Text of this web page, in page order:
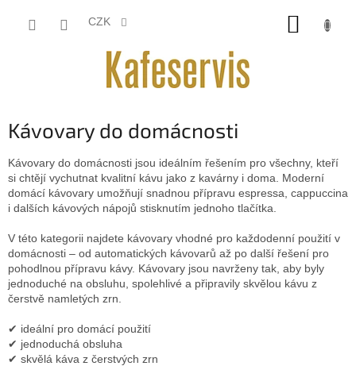
CZK
Kávovary do domácnosti
Kávovary do domácnosti jsou ideálním řešením pro všechny, kteří
si chtějí vychutnat kvalitní kávu jako z kavárny i doma. Moderní
domácí kávovary umožňují snadnou přípravu espressa, cappuccina
i dalších kávových nápojů stisknutím jednoho tlačítka.
V této kategorii najdete kávovary vhodné pro každodenní použití v
domácnosti – od automatických kávovarů až po další řešení pro
pohodlnou přípravu kávy. Kávovary jsou navrženy tak, aby byly
jednoduché na obsluhu, spolehlivé a připravily skvělou kávu z
čerstvě namletých zrn.
✔ ideální pro domácí použití
✔ jednoduchá obsluha
✔ skvělá káva z čerstvých zrn